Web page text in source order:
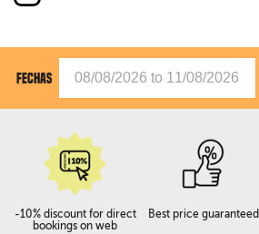
FECHAS
-10% discount for direct
bookings on web
Best price guaranteed